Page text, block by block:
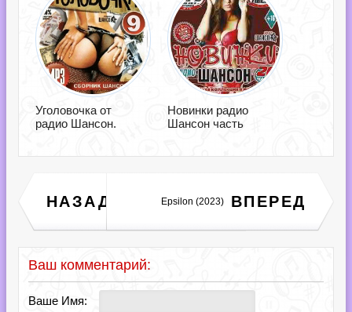
Уголовочка от
радио Шансон.
Новинки радио
Шансон часть
НАЗАД
Dresscode Hours VSOP
Vol.21 [3CD] (2024)
ВПЕРЕД
Epsilon (2023)
Ваш комментарий:
Ваше Имя: